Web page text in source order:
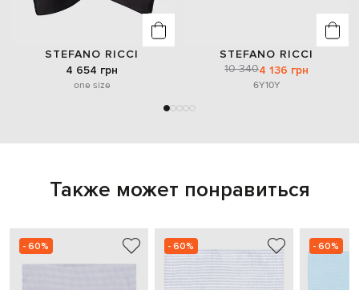
STEFANO RICCI
4 654 грн
one size
STEFANO RICCI
10 3404 136 грн
6Y10Y
Также может понравиться
- 60% - 60% - 60%